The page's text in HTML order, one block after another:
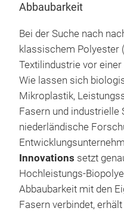
Abbaubarkeit
Bei der Suche nach
klassischem Polyester
Textilindustrie vor
Wie lassen sich
Mikroplastik,
Fasern und industrielle
niederländische
Innovations setzt
Hochleistungs-
Abbaubarkeit mit den
Fasern verbindet,